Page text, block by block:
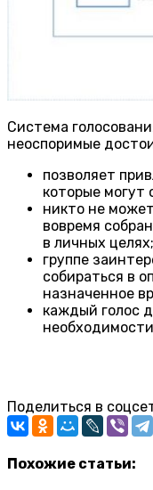
Система
неоспоримые
позволяет
которые могут
никто не
вовремя
в личных целях;
группе
собираться в
назначенное
каждый голос
Поделиться в
Похожие статьи: